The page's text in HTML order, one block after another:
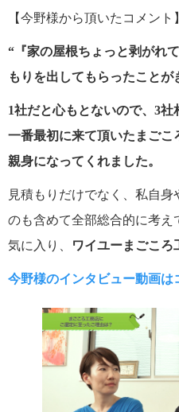
【今野様から頂いたコメント】
“『家の屋根ちょっと剥がれ
もりを出してもらったことが
1社だと心もとないので、3
一番最初に来て頂いたまごこ
親身になってくれました。
見積もりだけでなく、私自
のも含めて全部総合的に考え
気に入り、
ワイユーまごころ
今野様のインタビュー動画は